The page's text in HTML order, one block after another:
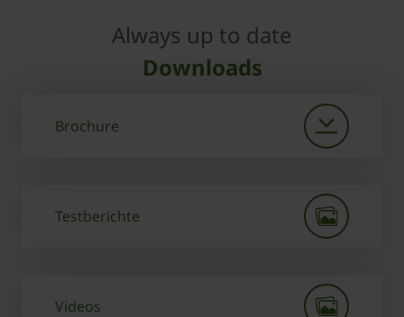
Always up to date
Downloads
Brochure
Testberichte
Videos